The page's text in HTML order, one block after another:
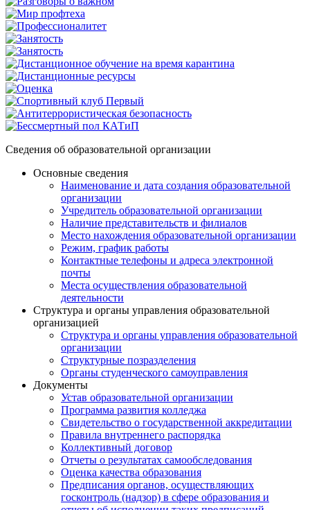
Сведения об образовательной организации
Основные сведения
Наименование и дата создания образовательной
организации
Учредитель образовательной организации
Наличие представительств и филиалов
Место нахождения образовательной организации
Режим, график работы
Контактные телефоны и адреса электронной
почты
Места осуществления образовательной
деятельности
Структура и органы управления образовательной
организацией
Структура и органы управления образовательной
организации
Структурные позразделения
Органы студенческого самоуправления
Документы
Устав образовательной организации
Программа развития колледжа
Свидетельство о государственной аккредитации
Правила внутреннего распорядка
Коллективный договор
Отчеты о результатах самообследования
Оценка качества образования
Предписания органов, осуществляющих
госконтроль (надзор) в сфере образования и